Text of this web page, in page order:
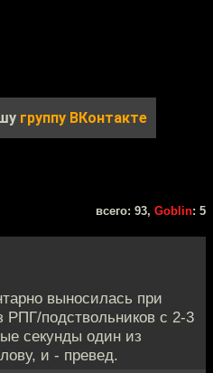
группу ВКонтакте
всего: 93, Goblin: 5
выносилась при
РПГ/подствольников с 2-3
секунды один из
и - превед.